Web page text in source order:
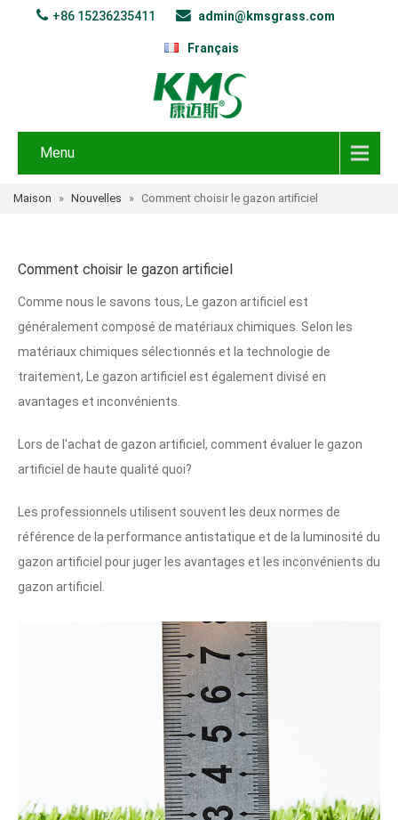
+86 15236235411 admin@kmsgrass.com
Français
Menu
Maison » Nouvelles » Comment choisir le gazon artificiel
Comment choisir le gazon artificiel
Comme nous le savons tous, Le gazon artificiel est
généralement composé de matériaux chimiques. Selon les
matériaux chimiques sélectionnés et la technologie de
traitement, Le gazon artificiel est également divisé en
avantages et inconvénients.
Lors de l'achat de gazon artificiel, comment évaluer le gazon
artificiel de haute qualité quoi?
Les professionnels utilisent souvent les deux normes de
référence de la performance antistatique et de la luminosité du
gazon artificiel pour juger les avantages et les inconvénients du
gazon artificiel.